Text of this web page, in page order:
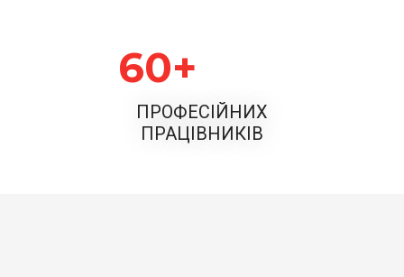
60
ПРОФЕСІЙНИХ
ПРАЦІВНИКІВ